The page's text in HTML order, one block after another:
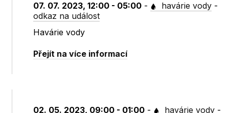
07. 07. 2023, 12:00 - 05:00 - havárie vody -
odkaz na událost
Havárie vody
Přejít na více informací
02. 05. 2023, 09:00 - 01:00 - havárie vody -